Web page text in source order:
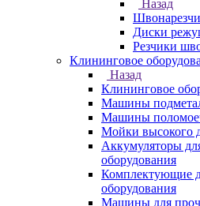
Назад
Диски
Резчики
Клининговое
Назад
Клининговое
Машины
Машины
Мойки высокого
Аккумуляторы
оборудования
Комплектующие
оборудования
Машины для